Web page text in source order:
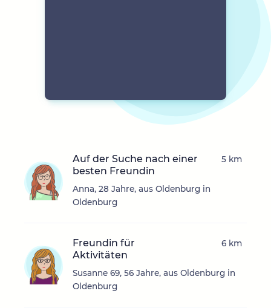
Auf der Suche nach einer
besten Freundin
Anna, 28 Jahre, aus Oldenburg in
Oldenburg
5 km
Freundin für
Aktivitäten
Susanne 69, 56 Jahre, aus Oldenburg in
Oldenburg
6 km